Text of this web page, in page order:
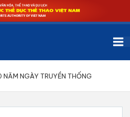
NĂM NGÀY TRUYỀN THỐNG